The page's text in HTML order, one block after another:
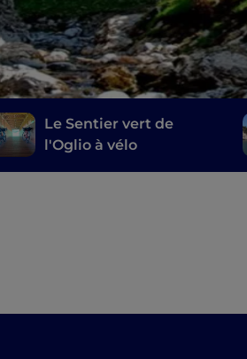
Le Sentier vert de
l'Oglio à vélo